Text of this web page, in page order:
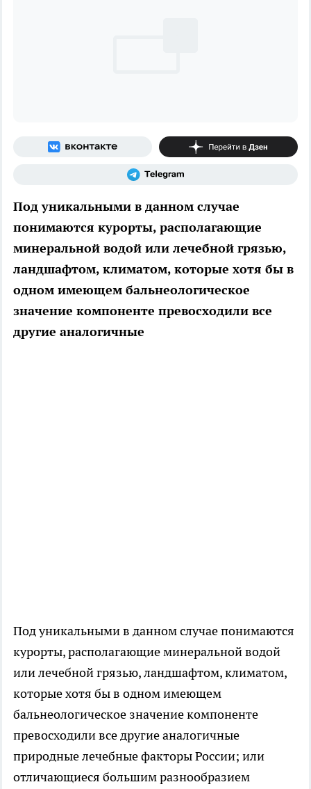
Под уникальными в данном случае
понимаются курорты, располагающие
минеральной водой или лечебной грязью,
ландшафтом, климатом, которые хотя бы в
одном имеющем бальнеологическое
значение компоненте превосходили все
другие аналогичные
Под уникальными в данном случае понимаются
курорты, располагающие минеральной водой
или лечебной грязью, ландшафтом, климатом,
которые хотя бы в одном имеющем
бальнеологическое значение компоненте
превосходили все другие аналогичные
природные лечебные факторы России; или
отличающиеся большим разнообразием